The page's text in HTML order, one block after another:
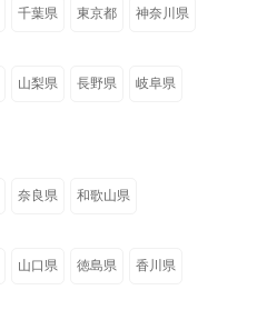
千葉県 東京都 神奈川県
山梨県 長野県 岐阜県
奈良県 和歌山県
山口県 徳島県 香川県